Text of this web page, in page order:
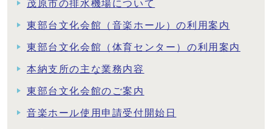
茂原市の排水機場について
東部台文化会館（音楽ホール）の利用案内
東部台文化会館（体育センター）の利用案内
本納支所の主な業務内容
東部台文化会館のご案内
音楽ホール使用申請受付開始日